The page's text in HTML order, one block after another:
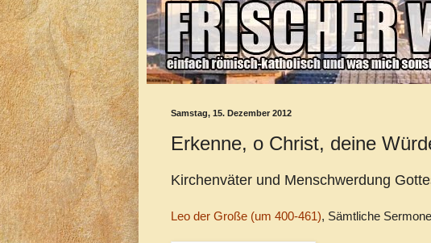
Samstag, 15. Dezember 2012
Erkenne, o Christ, deine
Kirchenväter und Menschwerdung
Leo der Große (um 400-461), Sämtliche